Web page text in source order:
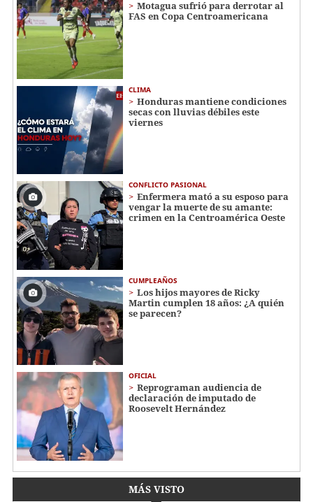
Motagua sufrió para derrotar al
FAS en Copa Centroamericana
CLIMA
Honduras mantiene condiciones
secas con lluvias débiles este
viernes
CONFLICTO PASIONAL
Enfermera mató a su esposo para
vengar la muerte de su amante:
crimen en la Centroamérica Oeste
CUMPLEAÑOS
Los hijos mayores de Ricky
Martin cumplen 18 años: ¿A quién
se parecen?
OFICIAL
Reprograman audiencia de
declaración de imputado de
Roosevelt Hernández
MÁS VISTO